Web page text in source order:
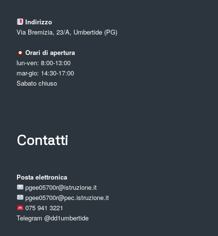
Indirizzo
Via Bremizia, 23/A, Umbertide (PG)
Orari di apertura
lun-ven: 8:00-13:00
mar-gio: 14:30-17:00
Sabato chiuso
Contatti
Posta elettronica
pgee05700r@istruzione.it
pgee05700r@pec.istruzione.it
075 941 3221
Telegram @dd1umbertide